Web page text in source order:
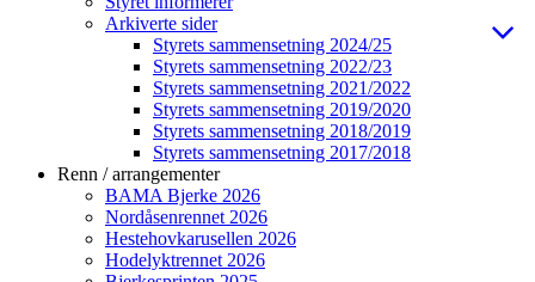
Arkiverte sider
Styrets sammensetning 2024/25
Styrets sammensetning 2022/23
Styrets sammensetning 2021/2022
Styrets sammensetning 2019/2020
Styrets sammensetning 2018/2019
Styrets sammensetning 2017/2018
Renn / arrangementer
BAMA Bjerke 2026
Nordåsenrennet 2026
Hestehovkarusellen 2026
Hodelyktrennet 2026